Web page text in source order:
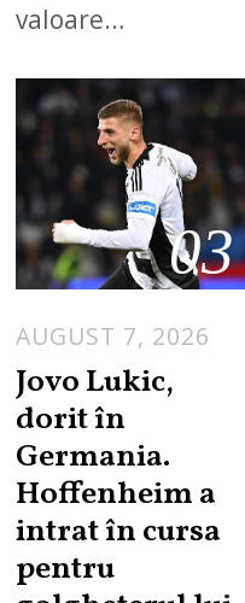
valoare…
03
AUGUST 7, 2026
Jovo Lukic,
dorit în
Germania.
Hoffenheim a
intrat în cursa
pentru